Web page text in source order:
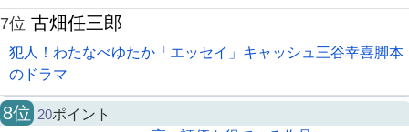
7位 古畑任三郎
犯人！わたなべゆたか「エッセイ」キャッシュ三谷幸喜脚本
のドラマ
8位 20ポイント